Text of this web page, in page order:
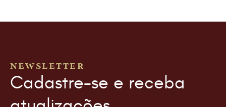
NEWSLETTER
Cadastre-se e receba